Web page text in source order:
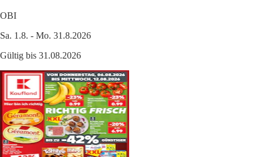
OBI
Sa. 1.8. - Mo. 31.8.2026
Gültig bis 31.08.2026